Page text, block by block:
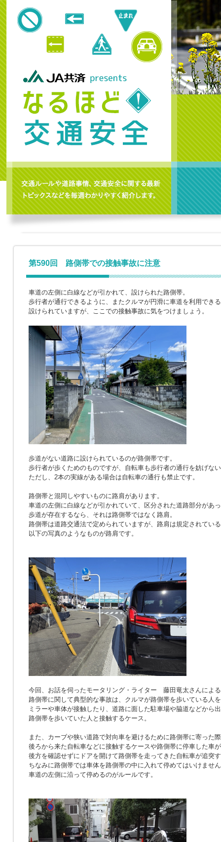
第590回 路側帯での接触事故に注意
車道の左側に白線などが引かれて、設けられた路側帯。
歩行者が通行できるように、またクルマが円滑に車道を利用でき
設けられていますが、ここでの接触事故に気をつけましょう。
歩道がない道路に設けられているのが路側帯です。
歩行者が歩くためのものですが、自転車も歩行者の通行を妨げな
ただし、2本の実線がある場合は自転車の通行も禁止です。
路側帯と混同しやすいものに路肩があります。
車道の左側に白線などが引かれていて、区分された道路部分があ
歩道が存在するなら、それは路側帯ではなく路肩。
路側帯は道路交通法で定められていますが、路肩は規定されてい
以下の写真のようなものが路肩です。
今回、お話を伺ったモータリング・ライター 藤田竜太さんによ
路側帯に関して典型的な事故は、クルマが路側帯を歩いている人
ミラーや車体が接触したり、道路に面した駐車場や脇道などから
路側帯を歩いていた人と接触するケース。
また、カーブや狭い道路で対向車を避けるために路側帯に寄った
後ろから来た自転車などに接触するケースや路側帯に停車した車
後方を確認せずにドアを開けて路側帯を走ってきた自転車が追突
ちなみに路側帯では車体を路側帯の中に入れて停めてはいけませ
車道の左側に沿って停めるのがルールです。